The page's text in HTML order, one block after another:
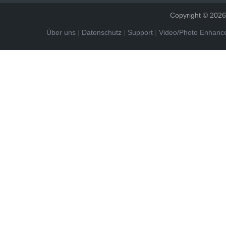
Copyright ©
Über uns | Datenschutz | Support |Video/Photo